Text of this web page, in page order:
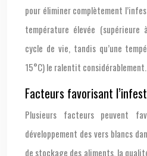
pour éliminer complètement
température élevée
cycle de vie, tandis qu’une
15°C) le ralentit considérablement.
Facteurs favorisant
Plusieurs facteurs peuvent
développement des vers blancs
de stockage des aliments, la